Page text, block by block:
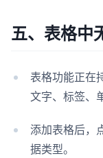
五、表格中
表格功能正在
文字、标签、
添加表格后，
据类型。